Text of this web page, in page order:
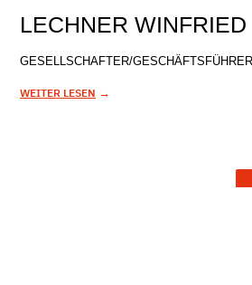
LECHNER WINFRIED
GESELLSCHAFTER/GESCHÄFTSFÜHRER
WEITER LESEN →